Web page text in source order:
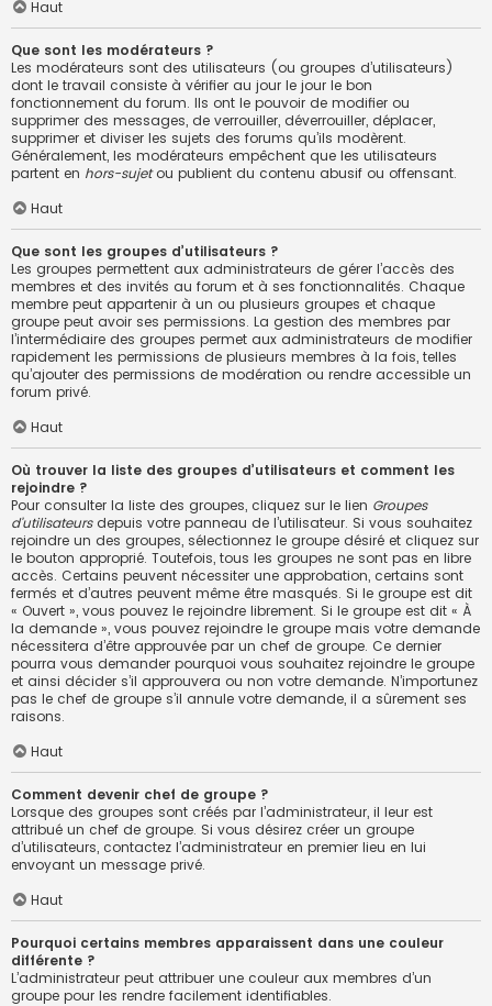
Haut
Que sont les modérateurs ?
Les modérateurs sont des utilisateurs (ou groupes d’utilisateurs)
dont le travail consiste à vérifier au jour le jour le bon
fonctionnement du forum. Ils ont le pouvoir de modifier ou
supprimer des messages, de verrouiller, déverrouiller, déplacer,
supprimer et diviser les sujets des forums qu’ils modèrent.
Généralement, les modérateurs empêchent que les utilisateurs
partent en hors-sujetou publient du contenu abusif ou offensant.
Haut
Que sont les groupes d’utilisateurs ?
Les groupes permettent aux administrateurs de gérer l’accès des
membres et des invités au forum et à ses fonctionnalités. Chaque
membre peut appartenir à un ou plusieurs groupes et chaque
groupe peut avoir ses permissions. La gestion des membres par
l’intermédiaire des groupes permet aux administrateurs de modifier
rapidement les permissions de plusieurs membres à la fois, telles
qu’ajouter des permissions de modération ou rendre accessible un
forum privé.
Haut
Où trouver la liste des groupes d’utilisateurs et comment les
rejoindre ?
Pour consulter la liste des groupes, cliquez sur le lien Groupes
d’utilisateursdepuis votre panneau de l’utilisateur. Si vous souhaitez
rejoindre un des groupes, sélectionnez le groupe désiré et cliquez sur
le bouton approprié. Toutefois, tous les groupes ne sont pas en libre
accès. Certains peuvent nécessiter une approbation, certains sont
fermés et d’autres peuvent même être masqués. Si le groupe est dit
« Ouvert », vous pouvez le rejoindre librement. Si le groupe est dit « À
la demande », vous pouvez rejoindre le groupe mais votre demande
nécessitera d’être approuvée par un chef de groupe. Ce dernier
pourra vous demander pourquoi vous souhaitez rejoindre le groupe
et ainsi décider s’il approuvera ou non votre demande. N’importunez
pas le chef de groupe s’il annule votre demande, il a sûrement ses
raisons.
Haut
Comment devenir chef de groupe ?
Lorsque des groupes sont créés par l’administrateur, il leur est
attribué un chef de groupe. Si vous désirez créer un groupe
d’utilisateurs, contactez l’administrateur en premier lieu en lui
envoyant un message privé.
Haut
Pourquoi certains membres apparaissent dans une couleur
différente ?
L’administrateur peut attribuer une couleur aux membres d’un
groupe pour les rendre facilement identifiables.